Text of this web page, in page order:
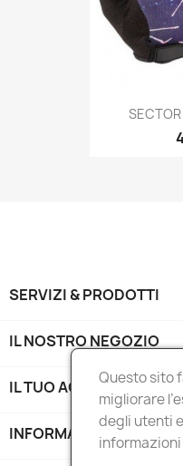
SERVIZI & PRODOTTI
IL NOSTRO NEGOZIO
IL TUO ACCOUNT
INFORMAZIONI
Questo sito
migliorare
degli utenti
informazioni